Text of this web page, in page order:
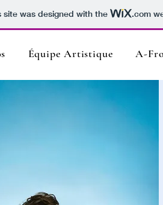
site was designed with the .com
Équipe Artistique A-